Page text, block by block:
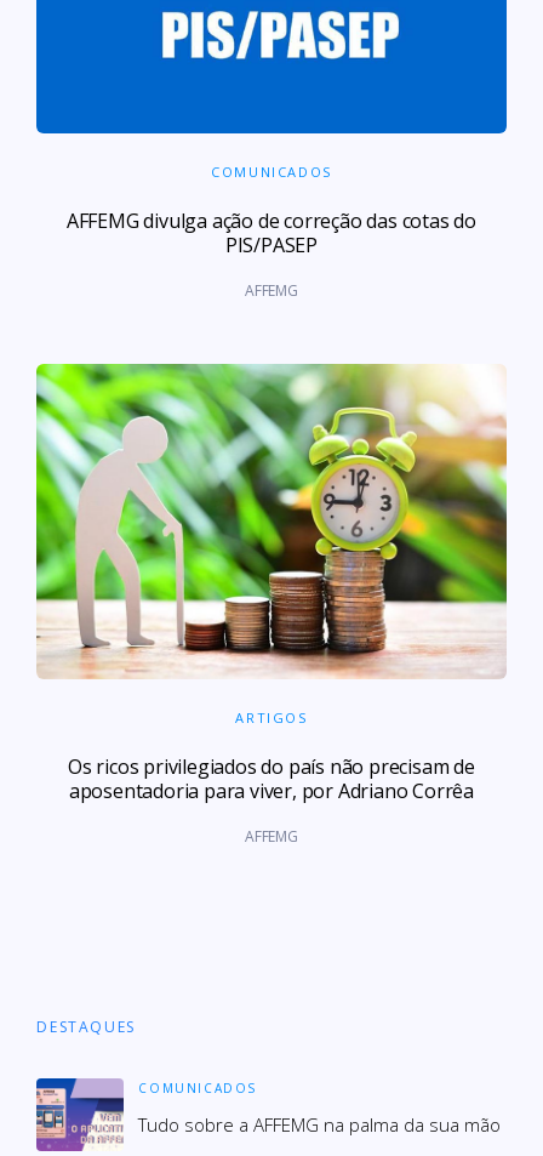
COMUNICADOS
AFFEMG divulga ação de correção das cotas do
PIS/PASEP
AFFEMG
ARTIGOS
Os ricos privilegiados do país não precisam de
aposentadoria para viver, por Adriano Corrêa
AFFEMG
DESTAQUES
COMUNICADOS
Tudo sobre a AFFEMG na palma da sua mão